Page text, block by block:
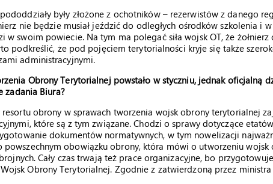
były złożone z ochotników – rezerwistów z danego
nie będzie musiał jeździć do odległych ośrodków szkolenia i
w swoim powiecie. Na tym ma polegać siła wojsk OT, że
podkreślić, że pod pojęciem terytorialności kryje się także
administracyjnymi.
Obrony Terytorialnej powstało w styczniu, jednak oficjalną
zadania Biura?
obrony w sprawach tworzenia wojsk obrony terytorialnej
które są z tym związane. Chodzi o sprawy dotyczące
dokumentów normatywnych, w tym nowelizacji
powszechnym obowiązku obrony, która mówi o utworzeniu
Cały czas trwają też prace organizacyjne, bo
Obrony Terytorialnej. Zgodnie z zatwierdzoną przez